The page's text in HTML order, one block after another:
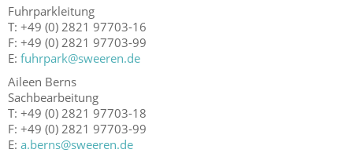
Fuhrparkleitung
T: +49 (0) 2821 97703-16
F: +49 (0) 2821 97703-99
E: fuhrpark@sweeren.de
Aileen Berns
Sachbearbeitung
T: +49 (0) 2821 97703-18
F: +49 (0) 2821 97703-99
E: a.berns@sweeren.de